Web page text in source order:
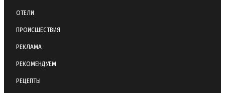
ОТЕЛИ
ПРОИСШЕСТВИЯ
РЕКЛАМА
РЕКОМЕНДУЕМ
РЕЦЕПТЫ